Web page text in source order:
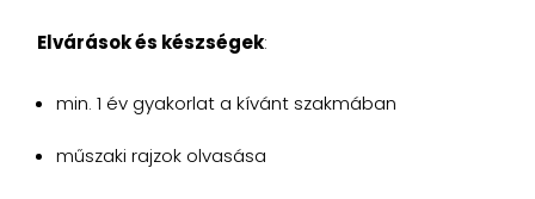
Elvárások és készségek:
min. 1 év gyakorlat a kívánt szakmában
műszaki rajzok olvasása